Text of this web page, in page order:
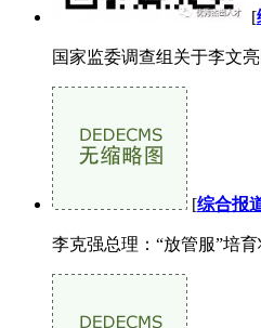
[
国家监委调查组关于李文
[综合报
李克强总理：“放管服”培